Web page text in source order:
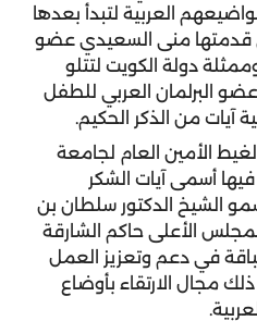
العربية لتبدأ بعدها
قدمتها منى السعيدي عضو
دولة الكويت لتتلو
البرلمان العربي للطفل
آيات من الذكر الحكيم.
الأمين العام لجامعة
فيها أسمى آيات الشكر
الشيخ الدكتور سلطان بن
الأعلى حاكم الشارقة
في دعم وتعزيز العمل
مجال الارتقاء بأوضاع